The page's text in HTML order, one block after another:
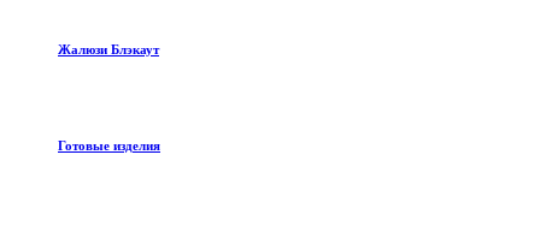
Жалюзи Блэкаут
Готовые изделия